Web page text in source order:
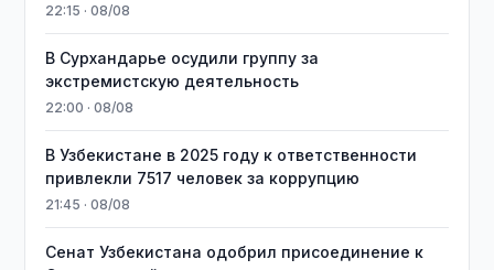
22:15 · 08/08
В Сурхандарье осудили группу за
экстремистскую деятельность
22:00 · 08/08
В Узбекистане в 2025 году к ответственности
привлекли 7517 человек за коррупцию
21:45 · 08/08
Сенат Узбекистана одобрил присоединение к